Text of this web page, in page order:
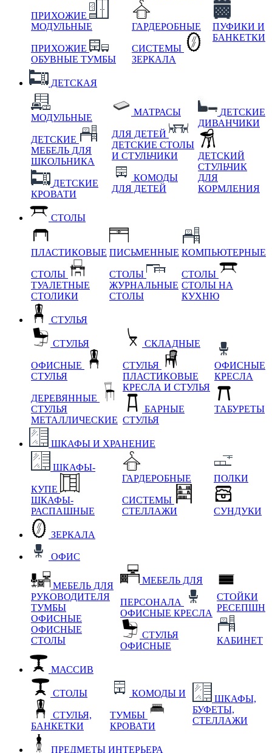
ПРИХОЖИЕ
МОДУЛЬНЫЕ
ПРИХОЖИЕ
ОБУВНЫЕ ТУМБЫ
ГАРДЕРОБНЫЕ
СИСТЕМЫ
ЗЕРКАЛА
ПУФИКИ И
БАНКЕТКИ
ДЕТСКАЯ
МОДУЛЬНЫЕ
ДЕТСКИЕ
МЕБЕЛЬ ДЛЯ
ШКОЛЬНИКА
ДЕТСКИЕ
КРОВАТИ
МАТРАСЫ
ДЛЯ ДЕТЕЙ
ДЕТСКИЕ СТОЛЫ
И СТУЛЬЧИКИ
КОМОДЫ
ДЛЯ ДЕТЕЙ
ДЕТСКИЕ
ДИВАНЧИКИ
ДЕТСКИЙ
СТУЛЬЧИК
ДЛЯ
КОРМЛЕНИЯ
СТОЛЫ
ПЛАСТИКОВЫЕ
СТОЛЫ
ТУАЛЕТНЫЕ
СТОЛИКИ
ПИСЬМЕННЫЕ
СТОЛЫ
ЖУРНАЛЬНЫЕ
СТОЛЫ
КОМПЬЮТЕРНЫЕ
СТОЛЫ
СТОЛЫ НА
КУХНЮ
СТУЛЬЯ
СТУЛЬЯ
ОФИСНЫЕ
СТУЛЬЯ
ДЕРЕВЯННЫЕ
СТУЛЬЯ
МЕТАЛЛИЧЕСКИЕ
СКЛАДНЫЕ
СТУЛЬЯ
ПЛАСТИКОВЫЕ
КРЕСЛА И СТУЛЬЯ
БАРНЫЕ
СТУЛЬЯ
ОФИСНЫЕ
КРЕСЛА
ТАБУРЕТЫ
ШКАФЫ И ХРАНЕНИЕ
ШКАФЫ-
КУПЕ
ШКАФЫ-
РАСПАШНЫЕ
ГАРДЕРОБНЫЕ
СИСТЕМЫ
СТЕЛЛАЖИ
ПОЛКИ
СУНДУКИ
ЗЕРКАЛА
ОФИС
МЕБЕЛЬ ДЛЯ
РУКОВОДИТЕЛЯ
ТУМБЫ
ОФИСНЫЕ
ОФИСНЫЕ
СТОЛЫ
МЕБЕЛЬ ДЛЯ
ПЕРСОНАЛА
ОФИСНЫЕ КРЕСЛА
СТУЛЬЯ
ОФИСНЫЕ
СТОЙКИ
РЕСЕПШН
КАБИНЕТ
МАССИВ
СТОЛЫ
СТУЛЬЯ,
БАНКЕТКИ
КОМОДЫ И
ТУМБЫ
КРОВАТИ
ШКАФЫ,
БУФЕТЫ,
СТЕЛЛАЖИ
ПРЕДМЕТЫ ИНТЕРЬЕРА